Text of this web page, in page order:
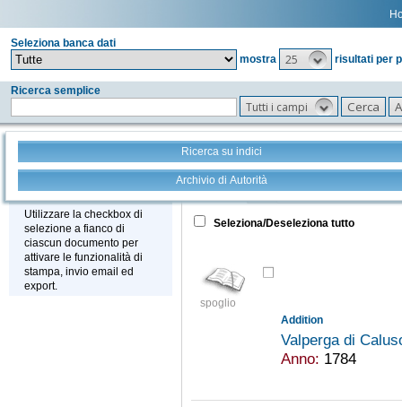
Seleziona banca dati
mostra
25 risultati per
Ricerca semplice
Tutti i campi
Ricerca su indici
Archivio di Autorità
Stampa - Email - Export
Utilizzare la checkbox di
selezione a fianco di
ciascun documento per
attivare le funzionalità di
stampa, invio email ed
export.
Tutto +
Seleziona/Deseleziona tutto
spoglio
Addition
Valperga di
Anno: 1784